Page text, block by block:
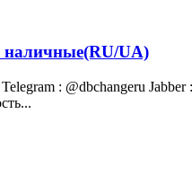
UA)
: @dbсhangeru Jabber